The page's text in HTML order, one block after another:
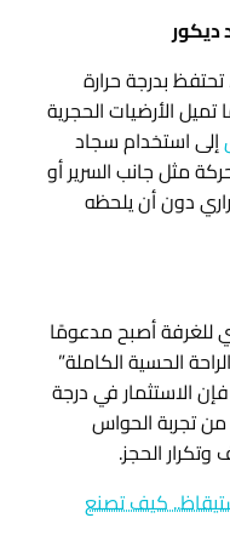
ديكور
بدرجة حرارة
الأرضيات الحجرية
إلى استخدام سجاد
مثل جانب السرير أو
دون أن يلحظه
للغرفة أصبح مدعومًا
الحسية الكاملة”
الاستثمار في درجة
من تجربة الحواس
الحجز.
كيف تصنع